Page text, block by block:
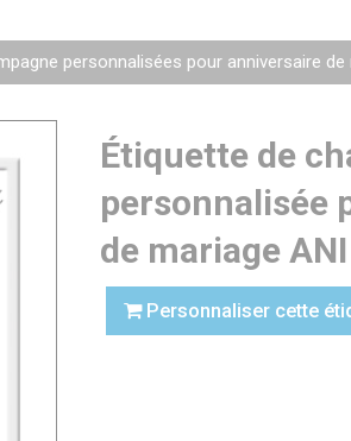
personnalisées pour anniversaire de
Étiquette de
personnalisée
de mariage
Personnaliser cette